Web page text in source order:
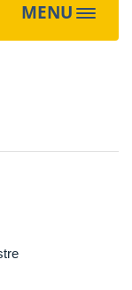
MENU
Toggle